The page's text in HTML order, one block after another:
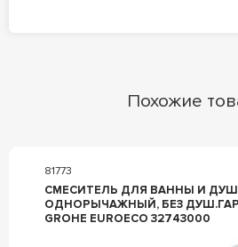
Похожие
81773
СМЕСИТЕЛЬ ДЛЯ ВАННЫ И
ОДНОРЫЧАЖНЫЙ, БЕЗ
GROHE EUROECO 32743000